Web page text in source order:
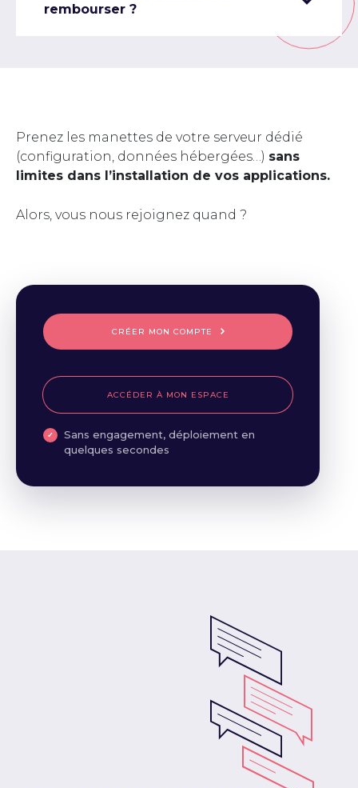
rembourser ?
Prenez les manettes de votre serveur dédié
(configuration, données hébergées…) sans
limites dans l’installation de vos applications.
Alors, vous nous rejoignez quand ?
CRÉER MON COMPTE
ACCÉDER À MON ESPACE
Sans engagement, déploiement en
quelques secondes